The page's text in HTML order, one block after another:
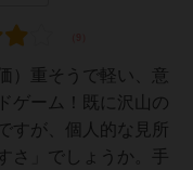
）重そうで軽い、意
ゲーム！既に沢山の
すが、個人的な見所
さ」でしょうか。手